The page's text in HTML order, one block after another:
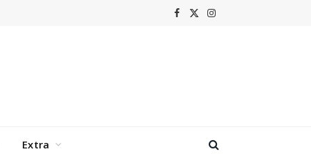
Facebook
X
Instagram
Extra